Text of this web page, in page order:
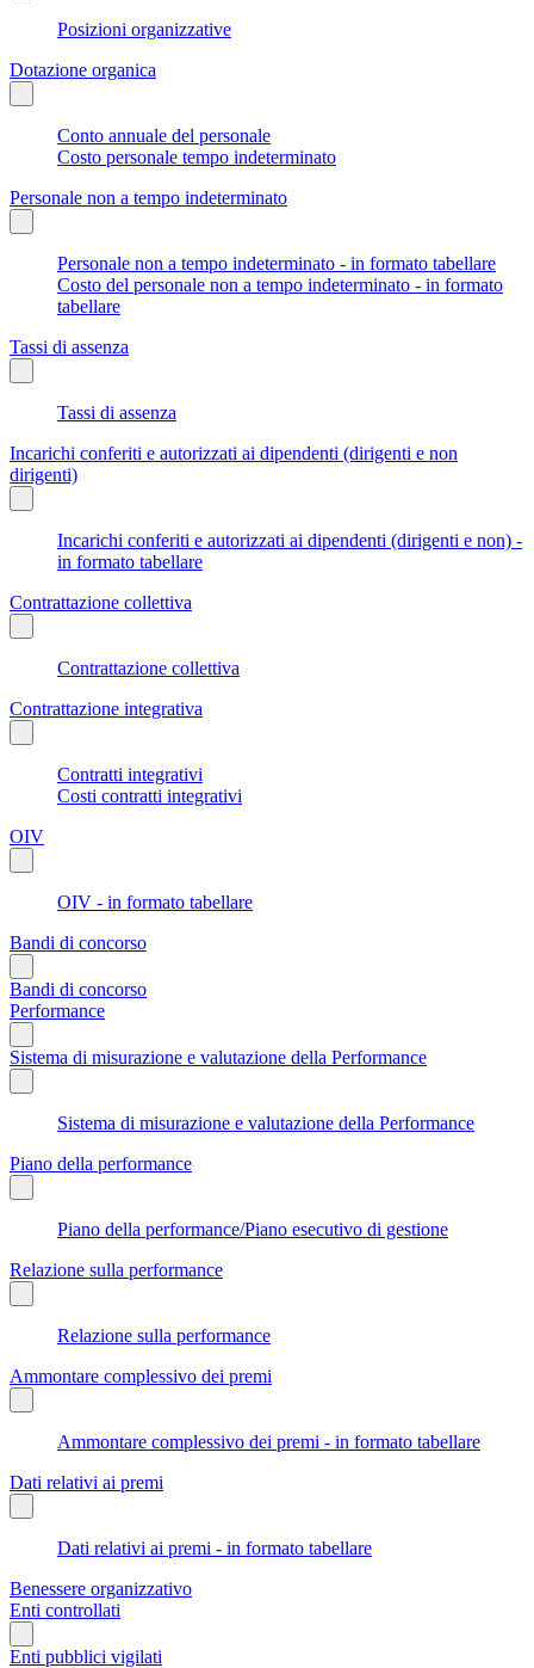
Posizioni organizzative
Dotazione organica
Conto annuale del personale
Costo personale tempo indeterminato
Personale non a tempo indeterminato
Personale non a tempo indeterminato - in formato tabellare
Costo del personale non a tempo indeterminato - in formato
tabellare
Tassi di assenza
Tassi di assenza
Incarichi conferiti e autorizzati ai dipendenti (dirigenti e non
dirigenti)
Incarichi conferiti e autorizzati ai dipendenti (dirigenti e non) -
in formato tabellare
Contrattazione collettiva
Contrattazione collettiva
Contrattazione integrativa
Contratti integrativi
Costi contratti integrativi
OIV
OIV - in formato tabellare
Bandi di concorso
Bandi di concorso
Performance
Sistema di misurazione e valutazione della Performance
Sistema di misurazione e valutazione della Performance
Piano della performance
Piano della performance/Piano esecutivo di gestione
Relazione sulla performance
Relazione sulla performance
Ammontare complessivo dei premi
Ammontare complessivo dei premi - in formato tabellare
Dati relativi ai premi
Dati relativi ai premi - in formato tabellare
Benessere organizzativo
Enti controllati
Enti pubblici vigilati